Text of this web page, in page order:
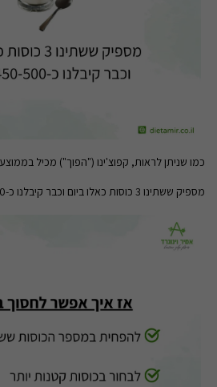
כמו שניתן לראות, קפוצ'ינו ("הפוך") מכיל בממוצע כ-150
מספיק ששתינו 3 כוסות כאלו ביום וכבר קיבלנו כ-450-500 קק"ל